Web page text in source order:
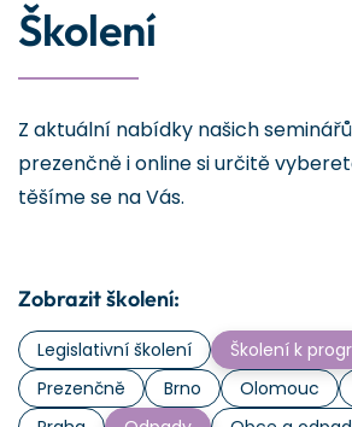
Školení
Z aktuální nabídky našich
prezenčně i online si určitě
těšíme se na Vás.
Zobrazit školení:
Legislativní školení Školení k
Prezenčně
Brno Olomouc